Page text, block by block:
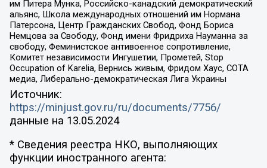
им Питера Мунка, Российско-канадский демократический
альянс, Школа международных отношений им Нормана
Патерсона, Центр Гражданских Свобод, Фонд Бориса
Немцова за Свободу, Фонд имени Фридриха Науманна за
свободу, Феминистское антивоенное сопротивление,
Комитет независимости Ингушетии, Прометей, Stop
Occupation of Karelia, Вернись живым, Фридом Хаус, СОТА
медиа, Либерально-демократическая Лига Украины
Источник:
https://minjust.gov.ru/ru/documents/7756/
данные на 13.05.2024
* Сведения реестра НКО, выполняющих
функции иностранного агента: